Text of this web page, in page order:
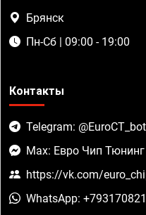
Брянск
Пн-Сб | 09:00 - 19:00
Контакты
Telegram: @EuroCT_bot
Max: Евро Чип Тюнинг
https://vk.com/
WhatsApp: